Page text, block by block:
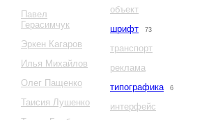
Павел
Герасимчук
Эркен Кагаров
Илья Михайлов
Олег Пащенко
Таисия Лушенко
объект
шрифт
73
транспорт
реклама
типографика
6
интерфейс